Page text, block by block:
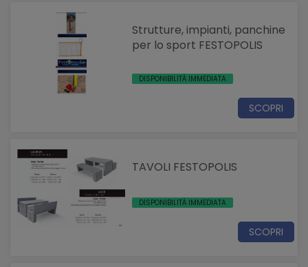
Strutture, impianti, panchine
per lo sport FESTOPOLIS
DISPONIBILITÀ IMMEDIATA
SCOPRI
TAVOLI FESTOPOLIS
DISPONIBILITÀ IMMEDIATA
SCOPRI